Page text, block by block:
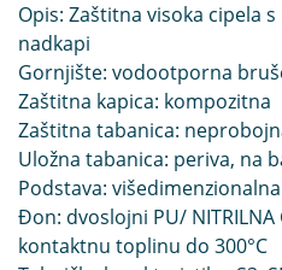
Opis: Zaštitna visoka cipela
nadkapi
Gornjište: vodootporna
Zaštitna kapica: kompozitna
Zaštitna tabanica:
Uložna tabanica: periva, na
Podstava:
Đon: dvoslojni PU/
kontaktnu toplinu do 300°C